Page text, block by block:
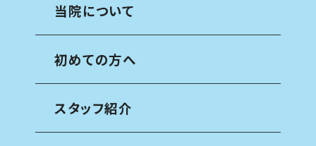
当院について
初めての方へ
スタッフ紹介